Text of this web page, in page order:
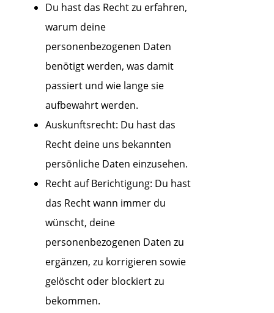
Du hast das Recht zu erfahren,
warum deine
personenbezogenen Daten
benötigt werden, was damit
passiert und wie lange sie
aufbewahrt werden.
Auskunftsrecht: Du hast das
Recht deine uns bekannten
persönliche Daten einzusehen.
Recht auf Berichtigung: Du hast
das Recht wann immer du
wünscht, deine
personenbezogenen Daten zu
ergänzen, zu korrigieren sowie
gelöscht oder blockiert zu
bekommen.